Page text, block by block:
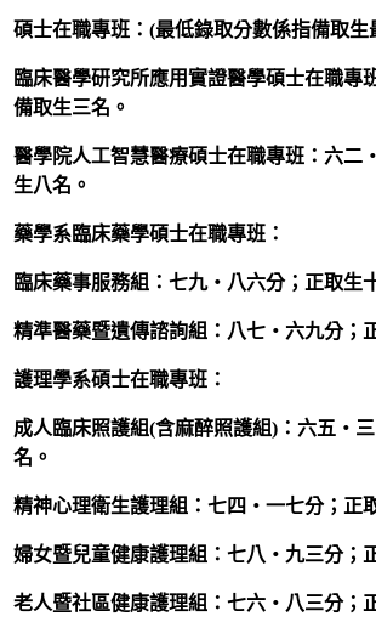
碩士在職專班： (最低錄取分數係指備取生
臨床醫學研究所應用實證醫學碩士在職
備取生三名。
醫學院人工智慧醫療碩士在職專班：六
生八名。
藥學系臨床藥學碩士在職專班：
臨床藥事服務組：七九‧八六分；正取生
精準醫藥暨遺傳諮詢組：八七‧六九分；
護理學系碩士在職專班：
成人臨床照護組(含麻醉照護組)：六五‧
名。
精神心理衛生護理組：七四‧一七分；正
婦女暨兒童健康護理組：七八‧九三分；
老人暨社區健康護理組：七六‧八三分；